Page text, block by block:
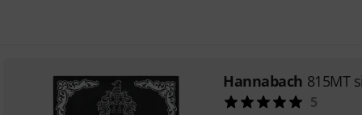
Hannabach 815MT
5